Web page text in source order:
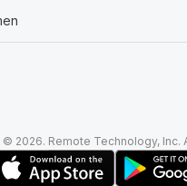
2026. Remote Technology, Inc.